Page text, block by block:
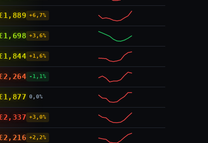
+6,7%
+3,6%
+1,6%
-1,1%
0,0%
+3,0%
+2,2%